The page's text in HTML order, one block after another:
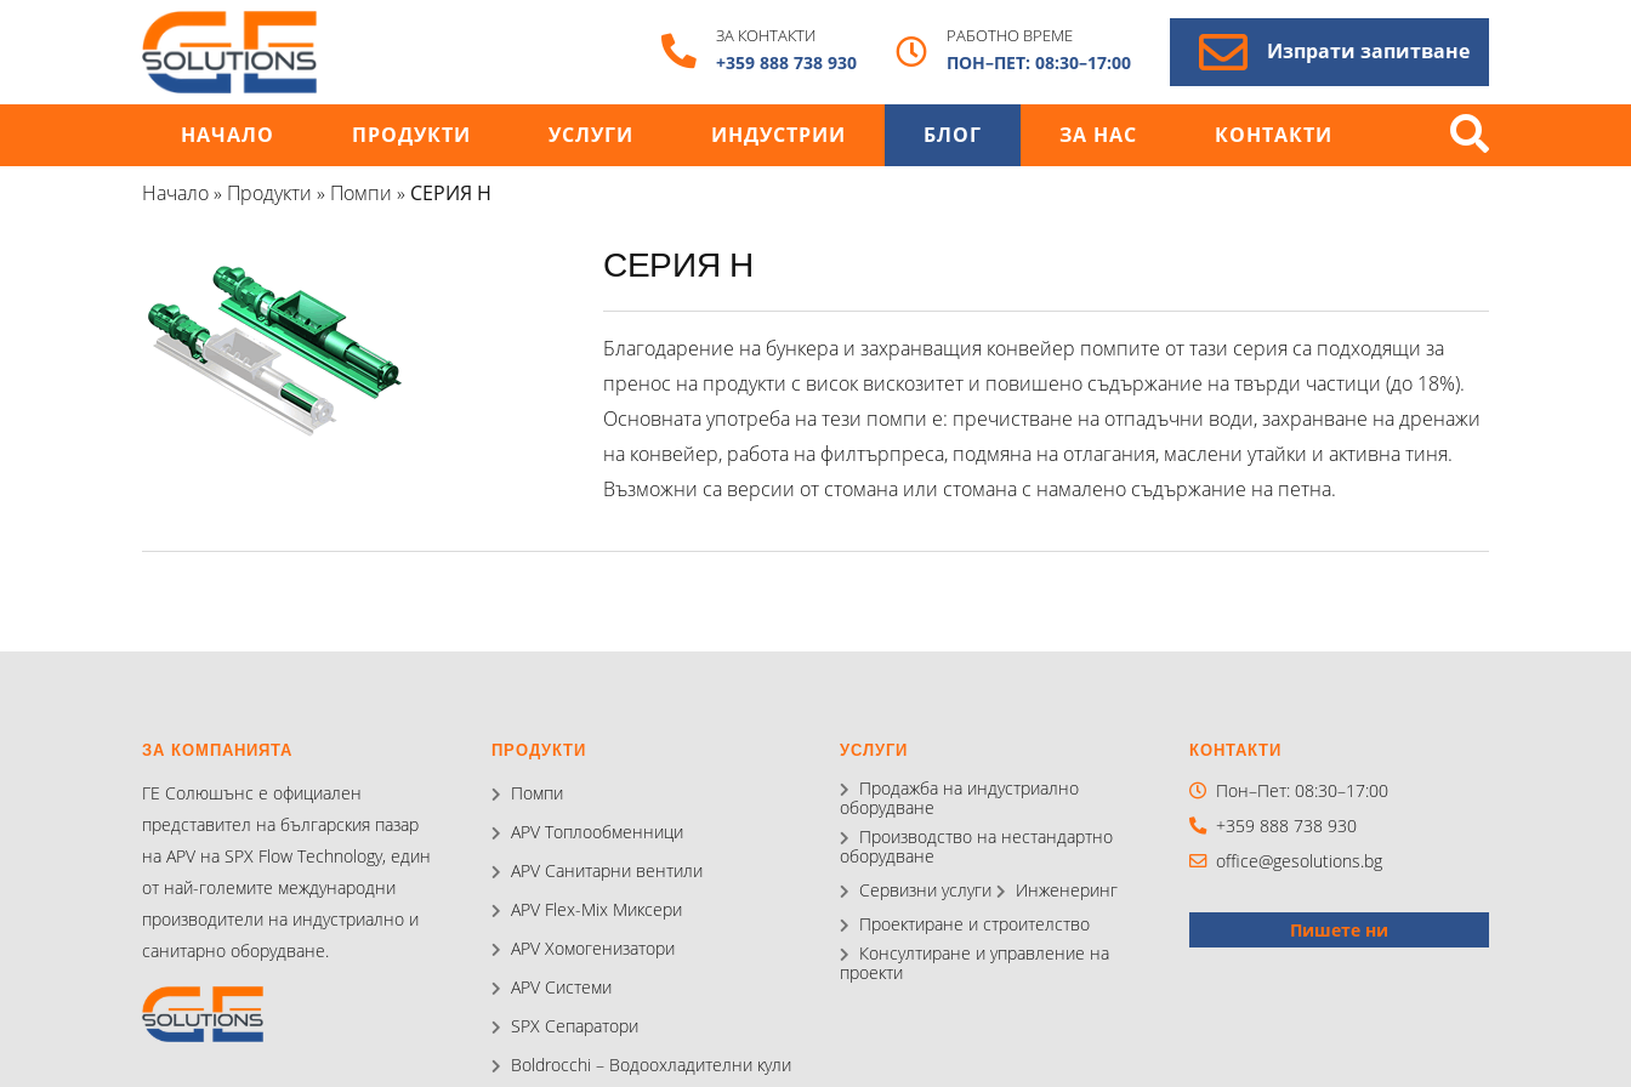
ЗА КОНТАКТИ
+359 888 738 930
РАБОТНО ВРЕМЕ
ПОН–ПЕТ: 08:30–17:00 Изпрати запитване
НАЧАЛО ПРОДУКТИ УСЛУГИ ИНДУСТРИИ БЛОГ ЗА НАС КОНТАКТИ
Начало» Продукти » Помпи » СЕРИЯ H
СЕРИЯ H
Благодарение на бункера и захранващия конвейер помпите от тази серия са подходящи за
пренос на продукти с висок вискозитет и повишено съдържание на твърди частици (до 18%).
Основната употреба на тези помпи е: пречистване на отпадъчни води, захранване на дренажи
на конвейер, работа на филтърпреса, подмяна на отлагания, маслени утайки и активна тиня.
Възможни са версии от стомана или стомана с намалено съдържание на петна.
ЗА КОМПАНИЯТА
ГЕ Солюшънс е официален
представител на българския пазар
на APV на SPX Flow Technology, един
от най-големите международни
производители на индустриално и
санитарно оборудване.
ПРОДУКТИ
Помпи
APV Топлообменници
APV Санитарни вентили
APV Flex-Mix Миксери
APV Хомогенизатори
APV Системи
SPX Сепаратори
Boldrocchi – Водоохладителни кули
УСЛУГИ
Продажба на индустриално
оборудване
Производство на нестандартно
оборудване
Сервизни услуги
Инженеринг
Проектиране и строителство
Консултиране и управление на
проекти
КОНТАКТИ
Пон–Пет: 08:30–17:00
+359 888 738 930
office@gesolutions.bg
Пишете ни